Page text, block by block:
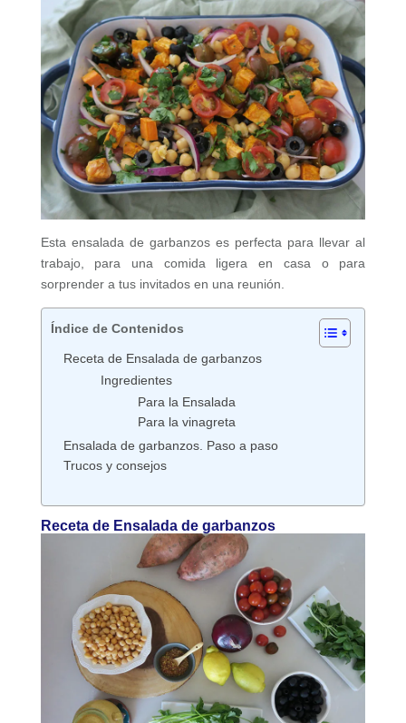
Esta ensalada de garbanzos es perfecta para llevar al
trabajo, para una comida ligera en casa o para
sorprender a tus invitados en una reunión.
Índice de Contenidos
Receta de Ensalada de garbanzos
Ingredientes
Para la Ensalada
Para la vinagreta
Ensalada de garbanzos. Paso a paso
Trucos y consejos
Receta de Ensalada de garbanzos